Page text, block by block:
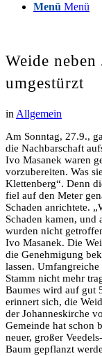
Menü Menü
Weide
umgestürzt
in Allgemein
Am Sonntag, 27.9.,
die Nachbarschaft
Ivo Masanek waren
vorzubereiten. Was
Klettenberg“. Denn
fiel auf den Meter
Schaden anrichtete.
Schaden kamen, und
wurden nicht
Ivo Masanek. Die
die Genehmigung
lassen.
Stamm nicht mehr
Baumes wird auf gut
erinnert sich, die
der Johanneskirche
Gemeinde hat schon
neuer, großer
Baum gepflanzt